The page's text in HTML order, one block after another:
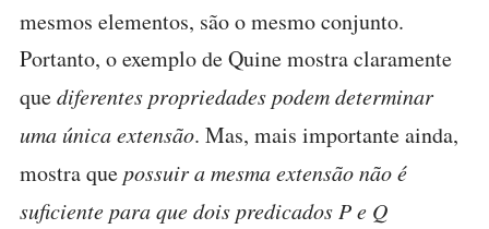
mesmos elementos, são o mesmo conjunto.
Portanto, o exemplo de Quine mostra claramente
quediferentes propriedades podem determinar
uma única extensão. Mas, mais importante ainda,
mostra quepossuir a mesma extensão não é
suficiente para que dois predicados P e Q